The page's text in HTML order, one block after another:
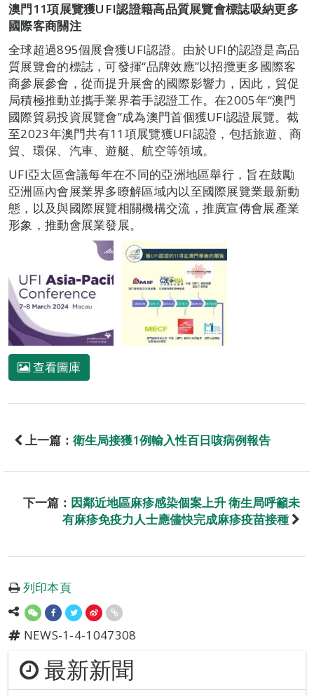
澳門11項展覽獲UFI認證籍高品質展覽會標誌吸納更多
國際客商關注
全球超過895個展會獲UFI認證。由於UFI的認證是高品
質展覽會的標誌，可發揮“品牌效應”以招攬更多國際客
商參展參會，從而提升展會的國際影響力，因此，貿促
局積極推動並攜手業界着手認證工作。在2005年“澳門
國際貿易投資展覽會”成為澳門首個獲UFI認證展覽。截
至2023年澳門共有11項展覽獲UFI認證，包括旅遊、商
貿、環保、汽車、遊艇、航空等領域。
UFI亞太區會議每年在不同的亞洲地區舉行，旨在鼓勵
亞洲區內會展業界多瞭解區域內以至國際展覽業最新動
態，以及與國際展覽相關機構交流，推廣宣傳會展產業
形象，推動會展業發展。
查看圖庫
上一篇： 衛生局接獲1例輸入性百日咳病例報告
下一篇： 因鄰近地區麻疹感染個案上升 衛生局呼籲未
有麻疹免疫力人士應儘快完成麻疹疫苗接種
列印本頁
NEWS-1-4-1047308
最新新聞